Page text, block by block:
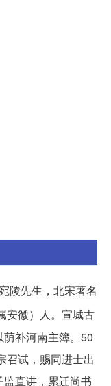
陵先生，北宋著名
安徽）人。宣城古
补河南主簿。50
召试，赐同进士出
直讲，累迁尚书